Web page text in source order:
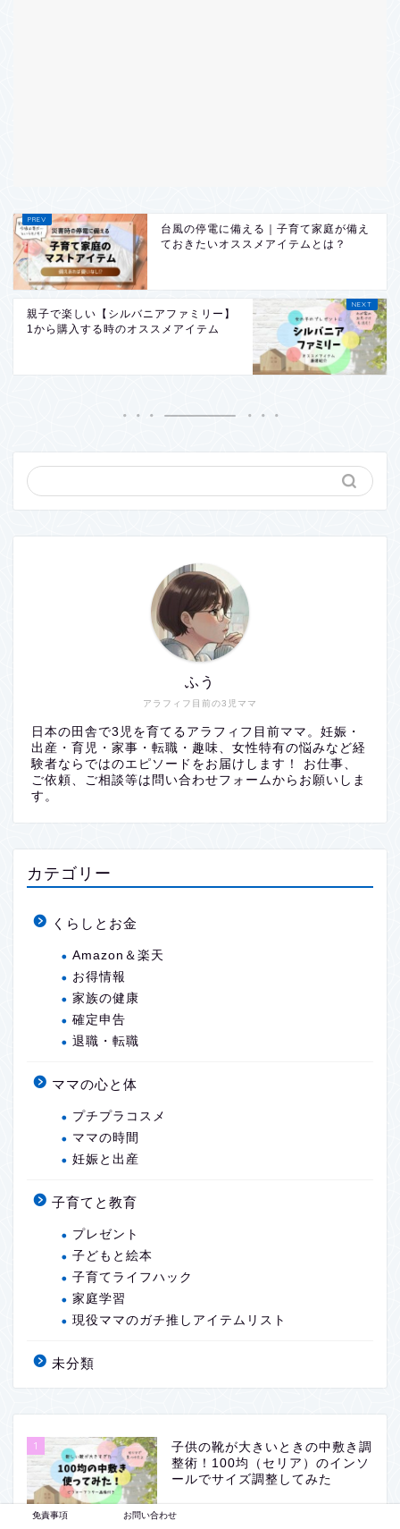
台風の停電に備える｜子育て家庭が備え
ておきたいオススメアイテムとは？
親子で楽しい【シルバニアファミリー】
1から購入する時のオススメアイテム
アラフィフ目前の3児ママ
ふう
日本の田舎で3児を育てるアラフィフ目前ママ。妊娠・
出産・育児・家事・転職・趣味、女性特有の悩みなど経
験者ならではのエピソードをお届けします！ お仕事、
ご依頼、ご相談等は問い合わせフォームからお願いしま
す。
カテゴリー
くらしとお金
Amazon＆楽天
お得情報
家族の健康
確定申告
退職・転職
ママの心と体
プチプラコスメ
ママの時間
妊娠と出産
子育てと教育
プレゼント
子どもと絵本
子育てライフハック
家庭学習
現役ママのガチ推しアイテムリスト
未分類
1
子供の靴が大きいときの中敷き調
整術！100均（セリア）のインソ
ールでサイズ調整してみた
免責事項 お問い合わせ